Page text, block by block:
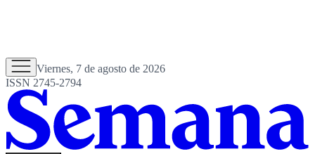
Viernes, 7 de agosto de 2026
ISSN 2745-2794